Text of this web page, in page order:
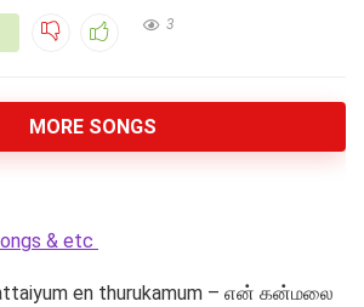
3
MORE SONGS
& etc
en thurukamum – என் கன்மலை